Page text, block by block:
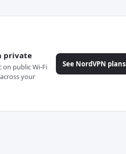
private
public Wi-Fi
your
See NordVPN plans